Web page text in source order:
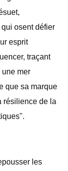
osent défier
esprit
traçant
une mer
que sa marque
résilience de la
les